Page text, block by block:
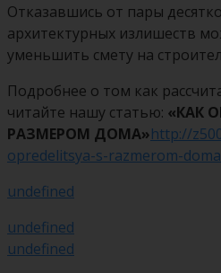
Отказавшись от пары
архитектурных излишеств
уменьшить смету на
Подробнее о том как
читайте нашу статью: «КАК
РАЗМЕРОМ ДОМА»http://
opredelitsya-s-razmerom-
undefined
undefined
undefined